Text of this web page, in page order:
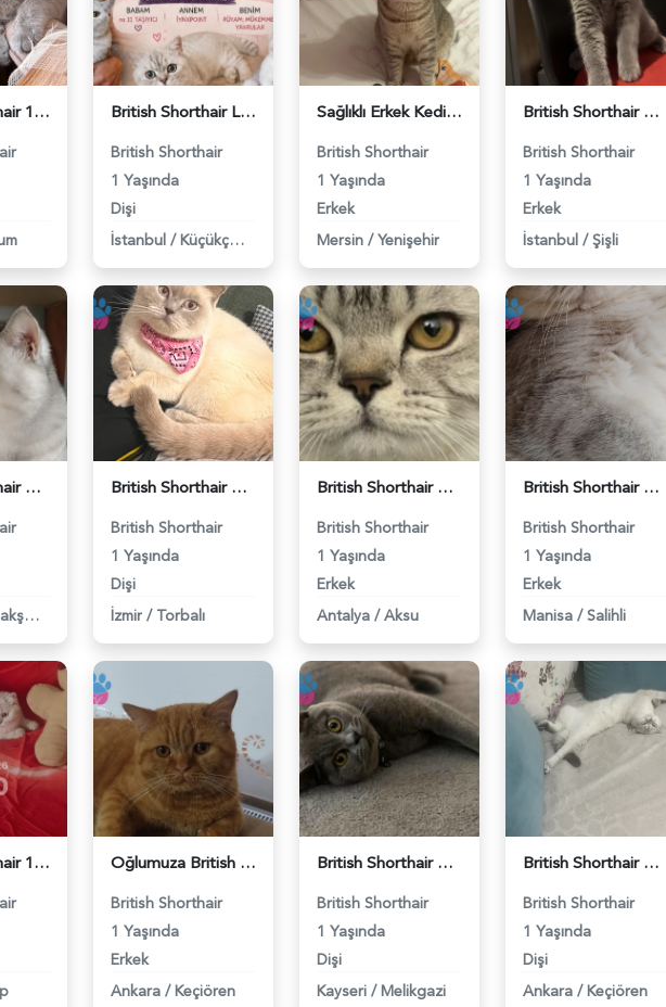
British Shorthair 1 Yaşında Eş Arıyor - 118984662 British Shorthair Lady kociş arıyor - 118984656
British Shorthair
1 Yaşında
Dişi
İstanbul / Küçükçekmece
Sağlıklı Erkek Kedi Bobi’ye Eş Aranıyor - 118984657
British Shorthair
1 Yaşında
Erkek
Mersin / Yenişehir
British Shorthair Ponçiğim Eş Arıyor - 118984654
British Shorthair
1 Yaşında
Erkek
İstanbul / Şişli
British Shorthair Duma Eş Arıyorum - 118984650
Başakşehir
British Shorthair Kedime Eş Arıyorum - 118984649
British Shorthair
1 Yaşında
Dişi
İzmir / Torbalı
British Shorthair Damadımıza Gelin Arıyoruz - 118984627
British Shorthair
1 Yaşında
Erkek
Antalya / Aksu
British Shorthair Kedimize eş arıyoruz - 118984628
British Shorthair
1 Yaşında
Erkek
Manisa / Salihli
British Shorthair 11 Aylık Kızım Eş Arıyor - 118984640 Oğlumuza British güzel dişi arıyoruz - 118984620
British Shorthair
1 Yaşında
Erkek
Ankara / Keçiören
British Shorthair Kızım Mila'ya eş arıyorum - 118984614
British Shorthair
1 Yaşında
Dişi
Kayseri / Melikgazi
British Shorthair Dişi Kedim Eş Arıyor - 118984618
British Shorthair
1 Yaşında
Dişi
Ankara / Keçiören